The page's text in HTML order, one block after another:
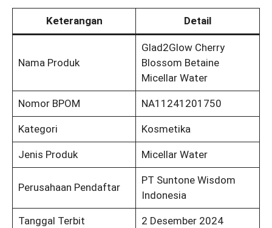
Keterangan Detail
Nama Produk
Glad2Glow Cherry
Blossom Betaine
Micellar Water
Nomor BPOM NA11241201750
Kategori Kosmetika
Jenis Produk Micellar Water
Perusahaan Pendaftar
PT Suntone Wisdom
Indonesia
Tanggal Terbit 2 Desember 2024